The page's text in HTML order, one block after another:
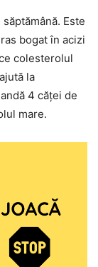
Este
bogat în acizi
colesterolul
la
4 căței de
mare.